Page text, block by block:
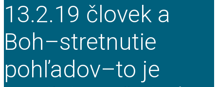
13.2.19 človek a
Boh–stretnutie
pohľadov–to je